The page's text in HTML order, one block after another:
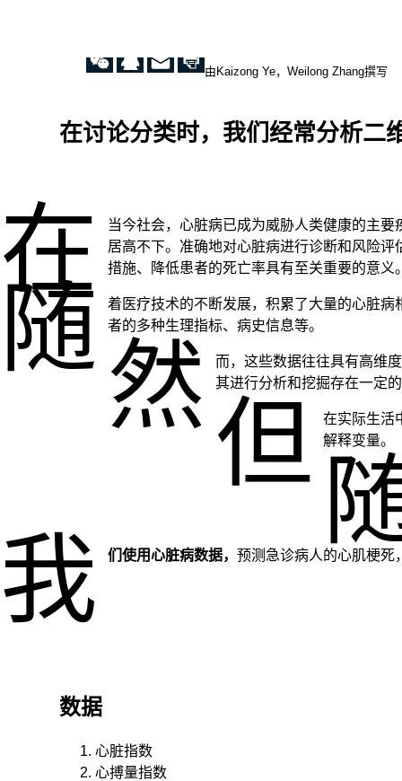
由Kaizong Ye，Weilong Zhang撰写
在讨论分类时，我们经常分析二
在
当今社会，心脏病已成为威胁人类健康的主
居高不下。准确地对心脏病进行诊断和风险评
措施、降低患者的死亡率具有至关重要的意义
随
着医疗技术的不断发展，积累了大量的心脏病
者的多种生理指标、病史信息等。
然
而，这些数据往往具有高维
其进行分析和挖掘存在一定
但
在实际生活
解释变量。
我 们使用心脏病数据， 预测急诊病人的心肌梗死
数据
心脏指数
心搏量指数